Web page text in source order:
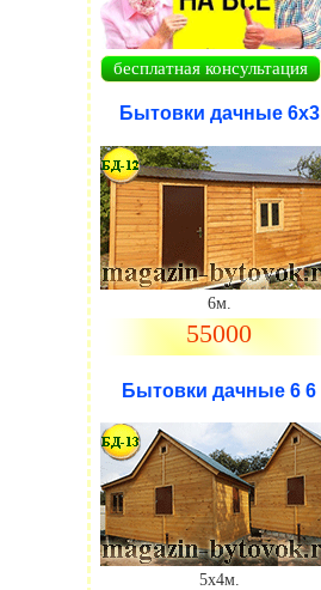
бесплатная консультация
Бытовки дачные 6х3
6м.
55000
Бытовки дачные 6 6
5х4м.